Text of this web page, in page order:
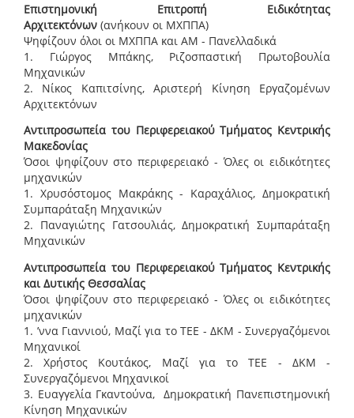
Επιστημονική Επιτροπή Ειδικότητας
Αρχιτεκτόνων (ανήκουν οι ΜΧΠΠΑ)
Ψηφίζουν όλοι οι ΜΧΠΠΑ και ΑΜ - Πανελλαδικά
1. Γιώργος Μπάκης, Ριζοσπαστική Πρωτοβουλία
Μηχανικών
2. Νίκος Καπιτσίνης, Αριστερή Κίνηση Εργαζομένων
Αρχιτεκτόνων
Αντιπροσωπεία του Περιφερειακού Τμήματος Κεντρικής
Μακεδονίας
Όσοι ψηφίζουν στο περιφερειακό - Όλες οι ειδικότητες
μηχανικών
1. Χρυσόστομος Μακράκης - Καραχάλιος, Δημοκρατική
Συμπαράταξη Μηχανικών
2. Παναγιώτης Γατσουλιάς, Δημοκρατική Συμπαράταξη
Μηχανικών
Αντιπροσωπεία του Περιφερειακού Τμήματος Κεντρικής
και Δυτικής Θεσσαλίας
Όσοι ψηφίζουν στο περιφερειακό - Όλες οι ειδικότητες
μηχανικών
1. ʼννα Γιαννιού, Μαζί για το ΤΕΕ - ΔΚΜ - Συνεργαζόμενοι
Μηχανικοί
2. Χρήστος Κουτάκος, Μαζί για το ΤΕΕ - ΔΚΜ -
Συνεργαζόμενοι Μηχανικοί
3. Ευαγγελία Γκαντούνα, Δημοκρατική Πανεπιστημονική
Κίνηση Μηχανικών